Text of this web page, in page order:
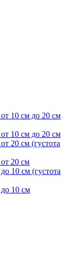
10 см до 20 см
10 см до 20 см
20 см (густота
20 см
10 см (густота
10 см